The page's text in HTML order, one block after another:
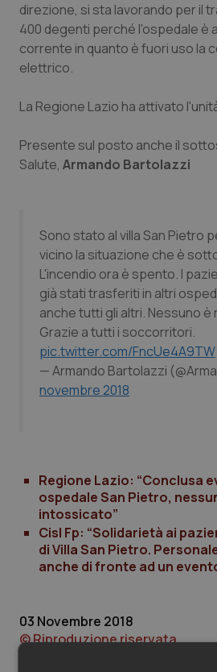
Provincia Autonoma di
Provincia Autonoma di
Puglia
Sardegna
Toscana
Umbria
Valle D’Aosta
Veneto
Infezioni & Febbre
Ipertensione & Scompenso
Malattie rare
Malattia di Crohn &
Obesità
Oftalmologia
Oncodermatologia
Oncoematologia
Oncologia & Nutrizione
Quotidiano Cardiologia
Quotidiano Chirurgia
Quotidiano Oncologia
Rene & patologie
direzione, si sta lavorando per il
400 degenti perché l'ospedale è
corrente in quanto è fuori uso la
elettrico.
La Regione Lazio ha attivato
Presente sul posto anche il
Salute, Armando Bartolazzi
Sono stato al villa San Pietro
vicino la situazione che è
L'incendio ora è spento. I
già stati trasferiti in altri
anche tutti gli altri. Nessuno
Grazie a tutti i soccorritori.
pic.twitter.com/FncUe4A9TW
— Armando Bartolazzi
novembre 2018
Regione Lazio: “Conclusa
ospedale San Pietro,
intossicato”
Cisl Fp: “Solidarietà ai
di Villa San Pietro.
anche di fronte ad un
03 Novembre 2018
© Riproduzione riservata